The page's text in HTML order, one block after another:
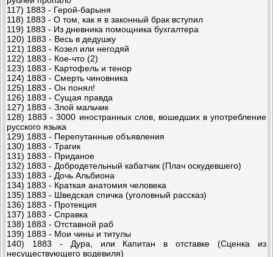
117) 1883 - Герой-барыня
118) 1883 - О том, как я в законный брак вступил
119) 1883 - Из дневника помощника бухгалтера
120) 1883 - Весь в дедушку
121) 1883 - Козел или негодяй
122) 1883 - Кое-что (2)
123) 1883 - Картофель и тенор
124) 1883 - Смерть чиновника
125) 1883 - Он понял!
126) 1883 - Сущая правда
127) 1883 - Злой мальчик
128) 1883 - 3000 иностранных слов, вошедших в употребление
русского языка
129) 1883 - Перепутанные объявления
130) 1883 - Трагик
131) 1883 - Приданое
132) 1883 - Добродетельный кабатчик (Плач оскудевшего)
133) 1883 - Дочь Альбиона
134) 1883 - Краткая анатомия человека
135) 1883 - Шведская спичка (уголовный рассказ)
136) 1883 - Протекция
137) 1883 - Справка
138) 1883 - Отставной раб
139) 1883 - Мои чины и титулы
140) 1883 - Дура, или Капитан в отставке (Сценка из
несуществующего водевиля)